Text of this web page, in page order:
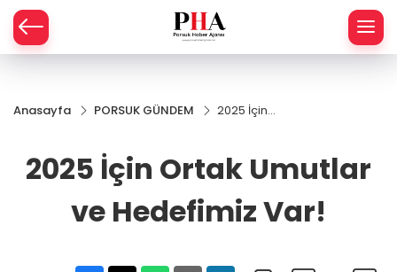
Anasayfa PORSUK GÜNDEM
2025 İçin
ve
Hedefimiz
Var!
2025 İçin Ortak Umutlar
ve Hedefimiz Var!